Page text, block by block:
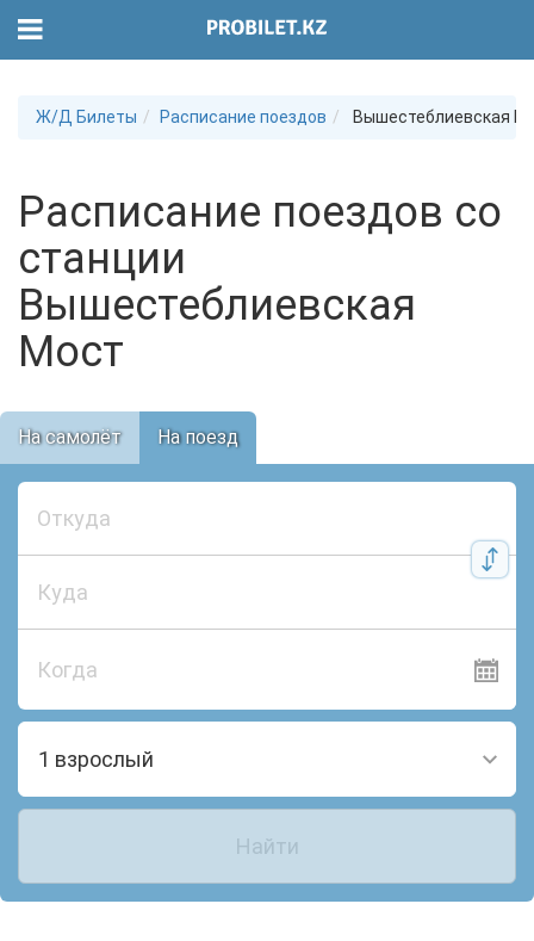
Ж/Д Билеты Расписание поездов Вышестеблиевская
Расписание поездов со
станции
Вышестеблиевская
Мост
На самолёт На поезд
Когда
1 взрослый
Найти